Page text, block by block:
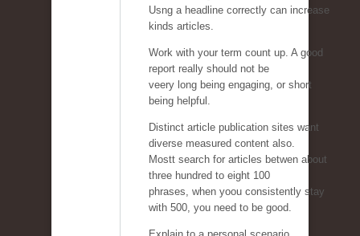
Usng a headline correctly can increase
kinds articles.
Work with your term count up. A good
report really should not be
veery long being engaging, or short
being helpful.
Distinct article publication sites want
diverse measured content also.
Mostt search for articles betwen about
three hundred to eight 100
phrases, when yoou consistently stay
with 500, you need to be good.